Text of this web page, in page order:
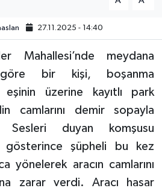
27.11.2025 - 14:40
Mahallesi’nde meydana
bir kişi, boşanma
eşinin üzerine kayıtlı park
camlarını demir sopayla
Sesleri duyan komşusu
gösterince şüpheli bu kez
yönelerek aracın camlarını
zarar verdi. Aracı hasar